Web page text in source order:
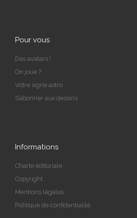
Pour vous
Des avatars !
On joue ?
Votre signe astro
S’abonner aux dessins
Informations
Charte éditoriale
Copyright
Mentions légales
Politique de confidentialité